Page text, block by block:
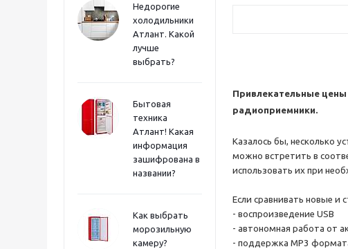
Недорогие
холодильники
Атлант. Какой
лучше
выбрать?
Бытовая
техника
Атлант! Какая
информация
зашифрована в
названии?
Как выбрать
морозильную
камеру?
Привлекательные
радиоприемники.
Казалось бы, несколько
можно встретить в
использовать их при
Если сравнивать новые и
- воспроизведение USB
- автономная работа от
- поддержка MP3